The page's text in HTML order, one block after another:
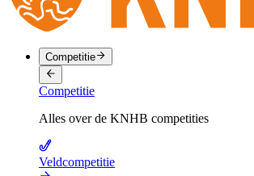
Competitie
Competitie
Alles over de KNHB competities
Veldcompetitie